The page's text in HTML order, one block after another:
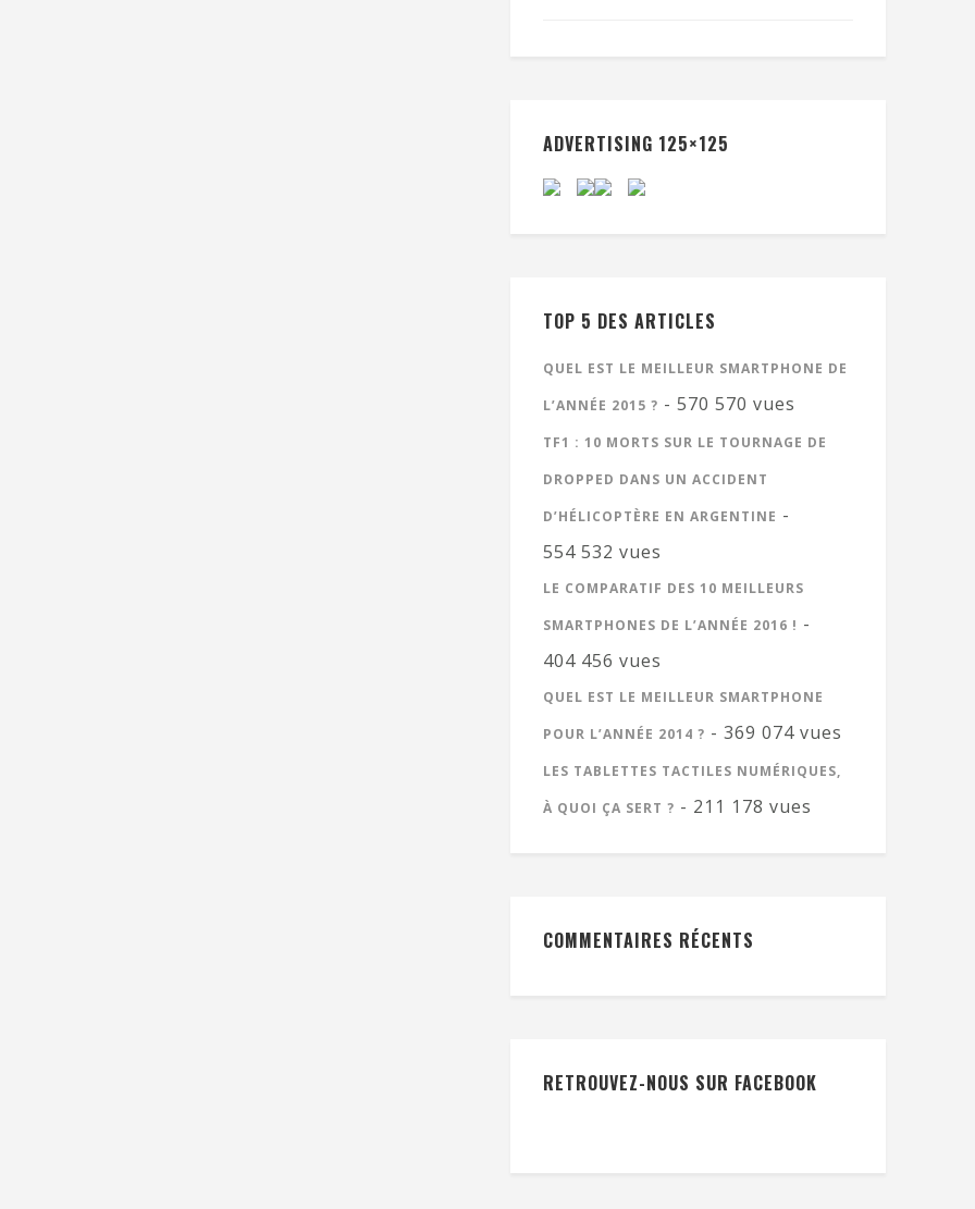
ADVERTISING 125×125
TOP 5 DES ARTICLES
QUEL EST LE MEILLEUR SMARTPHONE DE
L’ANNÉE 2015 ? - 570 570 vues
TF1 : 10 MORTS SUR LE TOURNAGE DE
DROPPED DANS UN ACCIDENT
D’HÉLICOPTÈRE EN ARGENTINE -
554 532 vues
LE COMPARATIF DES 10 MEILLEURS
SMARTPHONES DE L’ANNÉE 2016 ! -
404 456 vues
QUEL EST LE MEILLEUR SMARTPHONE
POUR L’ANNÉE 2014 ? - 369 074 vues
LES TABLETTES TACTILES NUMÉRIQUES,
À QUOI ÇA SERT ? - 211 178 vues
COMMENTAIRES RÉCENTS
RETROUVEZ-NOUS SUR FACEBOOK